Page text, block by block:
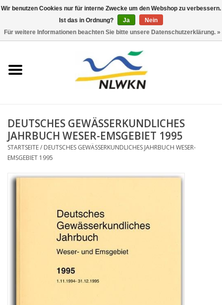
Neuerscheinungen
Wasserwirtschaft
Jahresberichte
DEUTSCHES GEWÄSSERKUNDLICHES
JAHRBUCH WESER-EMSGEBIET 1995
STARTSEITE/ DEUTSCHES GEWÄSSERKUNDLICHES JAHRBUCH WESER-
EMSGEBIET 1995
Wir benutzen Cookies nur für interne Zwecke um den Webshop zu verbessern.
Ist das in Ordnung?
Ja
Nein
Für weitere Informationen beachten Sie bitte unsere Datenschutzerklärung. »